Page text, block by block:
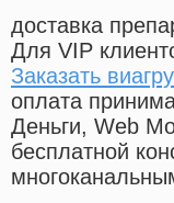
доставка
Для VIP
Заказать
оплата
Деньги, Web
бесплатной